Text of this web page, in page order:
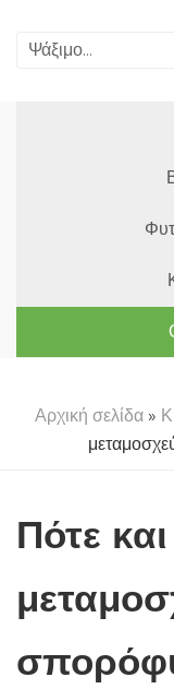
Αρχική σελίδα»
Πότε